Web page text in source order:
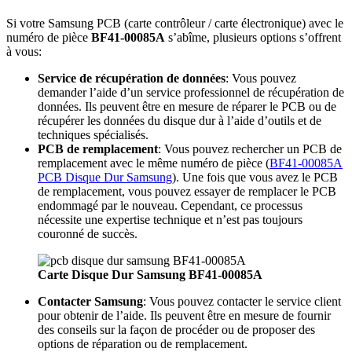
Si votre Samsung PCB (carte contrôleur / carte électronique) avec le
numéro de pièce BF41-00085A s’abîme, plusieurs options s’offrent
à vous:
Service de récupération de données: Vous pouvez
demander l’aide d’un service professionnel de récupération de
données. Ils peuvent être en mesure de réparer le PCB ou de
récupérer les données du disque dur à l’aide d’outils et de
techniques spécialisés.
PCB de remplacement: Vous pouvez rechercher un PCB de
remplacement avec le même numéro de pièce (BF41-00085A
PCB Disque Dur Samsung). Une fois que vous avez le PCB
de remplacement, vous pouvez essayer de remplacer le PCB
endommagé par le nouveau. Cependant, ce processus
nécessite une expertise technique et n’est pas toujours
couronné de succès.
Carte Disque Dur Samsung BF41-00085A
Contacter Samsung: Vous pouvez contacter le service client
pour obtenir de l’aide. Ils peuvent être en mesure de fournir
des conseils sur la façon de procéder ou de proposer des
options de réparation ou de remplacement.